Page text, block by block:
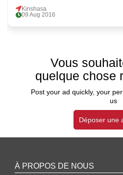
Kinshasa
09 Aug 2016
Vous
quelque chose
Post your ad quickly, your
us
Déposer une
À PROPOS DE NOUS